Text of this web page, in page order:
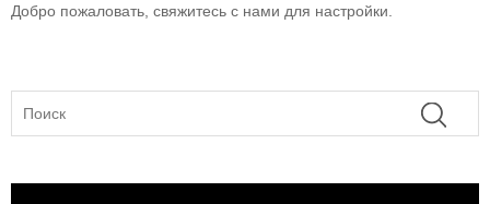
Добро пожаловать, свяжитесь с нами для настройки.